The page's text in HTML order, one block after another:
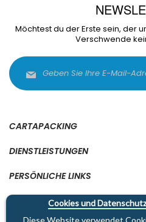
Cookies und Datenschutz
Diese Website verwendet
Möchtest du der Erste sein, der
Verschwende
Sie
sich
CARTAPACKING
DIENSTLEISTUNGEN
PERSÖNLICHE LINKS
WO WIR SIND